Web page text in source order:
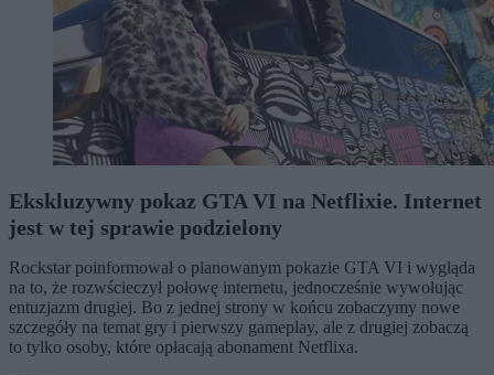
Ekskluzywny pokaz GTA VI na Netflixie. Internet
jest w tej sprawie podzielony
Rockstar poinformował o planowanym pokazie GTA VI i wygląda
na to, że rozwścieczył połowę internetu, jednocześnie wywołując
entuzjazm drugiej. Bo z jednej strony w końcu zobaczymy nowe
szczegóły na temat gry i pierwszy gameplay, ale z drugiej zobaczą
to tylko osoby, które opłacają abonament Netflixa.